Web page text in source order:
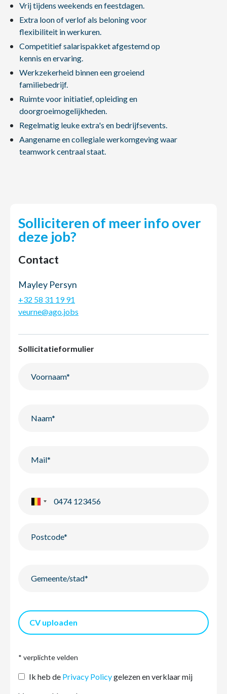
Vrij tijdens weekends en feestdagen.
Extra loon of verlof als beloning voor
flexibiliteit in werkuren.
Competitief salarispakket afgestemd op
kennis en ervaring.
Werkzekerheid binnen een groeiend
familiebedrijf.
Ruimte voor initiatief, opleiding en
doorgroeimogelijkheden.
Regelmatig leuke extra's en bedrijfsevents.
Aangename en collegiale werkomgeving waar
teamwork centraal staat.
Solliciteren of meer info over
deze job?
Contact
Mayley Persyn
+32 58 31 19 91
veurne@ago.jobs
Sollicitatieformulier
CV uploaden
* verplichte velden
Ik heb de Privacy Policygelezen en verklaar mij